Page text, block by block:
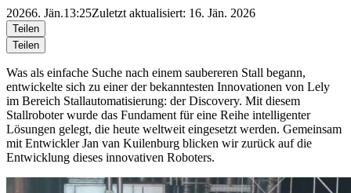
20266. Jän.13:25Zuletzt aktualisiert: 16. Jän. 2026
Teilen
Teilen
Was als einfache Suche nach einem saubereren Stall begann,
entwickelte sich zu einer der bekanntesten Innovationen von Lely
im Bereich Stallautomatisierung: der Discovery. Mit diesem
Stallroboter wurde das Fundament für eine Reihe intelligenter
Lösungen gelegt, die heute weltweit eingesetzt werden. Gemeinsam
mit Entwickler Jan van Kuilenburg blicken wir zurück auf die
Entwicklung dieses innovativen Roboters.